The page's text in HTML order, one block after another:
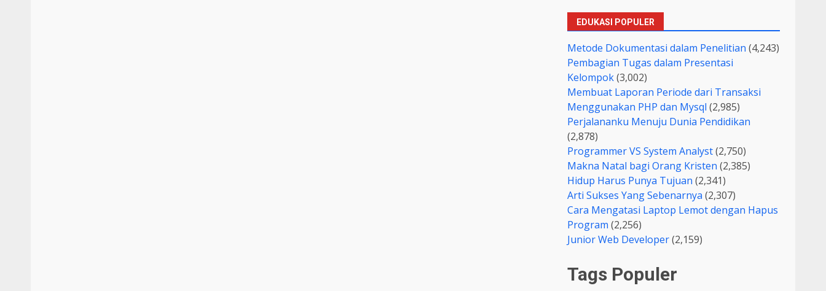
EDUKASI POPULER
Metode Dokumentasi dalam Penelitian (4,243)
Pembagian Tugas dalam Presentasi
Kelompok(3,002)
Membuat Laporan Periode dari Transaksi
Menggunakan PHP dan Mysql (2,985)
Perjalananku Menuju Dunia Pendidikan
(2,878)
Programmer VS System Analyst(2,750)
Makna Natal bagi Orang Kristen (2,385)
Hidup Harus Punya Tujuan (2,341)
Arti Sukses Yang Sebenarnya (2,307)
Cara Mengatasi Laptop Lemot dengan Hapus
Program (2,256)
Junior Web Developer(2,159)
Tags Populer